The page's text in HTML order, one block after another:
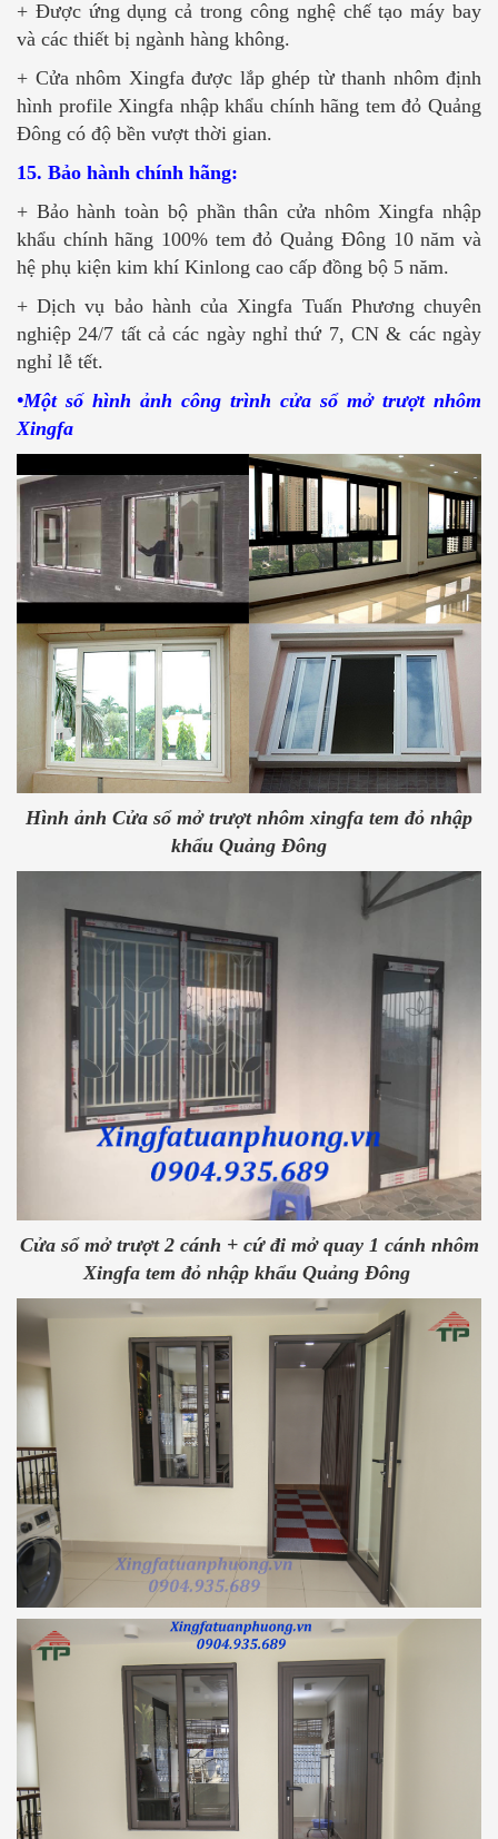
+ Được ứng dụng cả trong công nghệ chế tạo máy bay
và các thiết bị ngành hàng không.
+ Cửa nhôm Xingfa được lắp ghép từ thanh nhôm định
hình profile Xingfa nhập khẩu chính hãng tem đỏ Quảng
Đông có độ bền vượt thời gian.
15. Bảo hành chính hãng:
+ Bảo hành toàn bộ phần thân cửa nhôm Xingfa nhập
khẩu chính hãng 100% tem đỏ Quảng Đông 10 năm và
hệ phụ kiện kim khí Kinlong cao cấp đồng bộ 5 năm.
+ Dịch vụ bảo hành của Xingfa Tuấn Phương chuyên
nghiệp 24/7 tất cả các ngày nghỉ thứ 7, CN & các ngày
nghỉ lễ tết.
•Một số hình ảnh công trình cửa sổ mở trượt nhôm
Xingfa
Hình ảnh Cửa sổ mở trượt nhôm xingfa tem đỏ nhập
khẩu Quảng Đông
Cửa sổ mở trượt 2 cánh + cứ đi mở quay 1 cánh nhôm
Xingfa tem đỏ nhập khẩu Quảng Đông